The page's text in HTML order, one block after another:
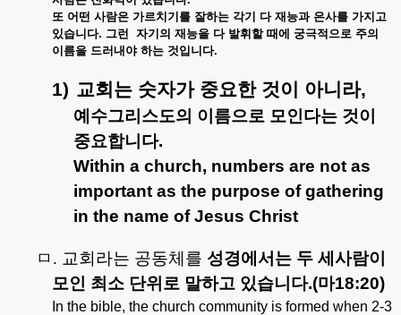
또 어떤 사람은 가르치기를 잘하는 각기 다 재능과 은사를 가지고
있습니다. 그런 자기의 재능을 다 발휘할 때에 궁극적으로 주의
이름을 드러내야 하는 것입니다.
1) 교회는 숫자가 중요한 것이 아니라,
예수그리스도의 이름으로 모인다는 것이
중요합니다.
Within a church, numbers are not as
important as the purpose of gathering
in the name of Jesus Christ
ㅁ . 교회라는 공동체를 성경에서는 두 세사람이
모인 최소 단위로 말하고 있습니다.(마18:20)
In the bible, the church community is formed when 2-3